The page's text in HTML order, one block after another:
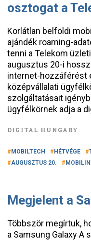
osztogat a
Korlátlan belföldi
ajándék roaming-
tenni a Telekom
augusztus 20-i
internet-hozzáférést
középvállalati
szolgáltatásait
ügyfélkörnek adja a
DIGITAL HUNGARY
MOBILTECH HÉTVÉGE
AUGUSZTUS 20.
Megjelent a
Többször megírtuk,
a Samsung Galaxy A